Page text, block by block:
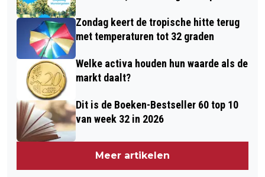
Zondag keert de tropische hitte terug
met temperaturen tot 32 graden
Welke activa houden hun waarde als de
markt daalt?
Dit is de Boeken-Bestseller 60 top 10
van week 32 in 2026
Meer artikelen